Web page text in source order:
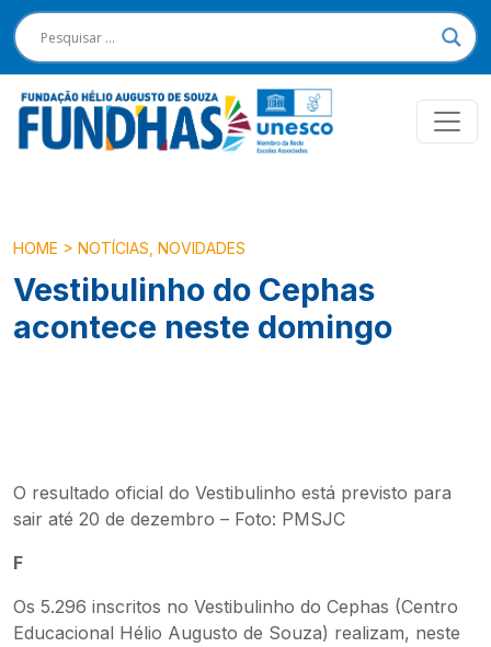
HOME > NOTÍCIAS NOVIDADES
Vestibulinho do Cephas
acontece neste domingo
O resultado oficial do Vestibulinho está previsto para
sair até 20 de dezembro – Foto: PMSJC
F
Os 5.296 inscritos no Vestibulinho do Cephas (Centro
Educacional Hélio Augusto de Souza) realizam, neste